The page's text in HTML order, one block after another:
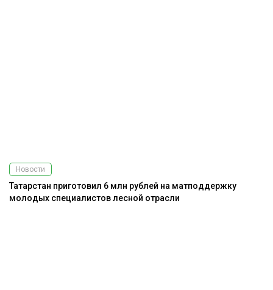
Новости
Татарстан приготовил 6 млн рублей на матподдержку
молодых специалистов лесной отрасли